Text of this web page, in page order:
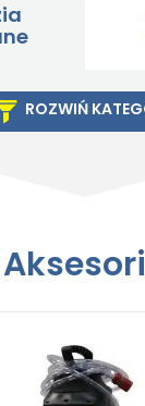
ROZWIŃ